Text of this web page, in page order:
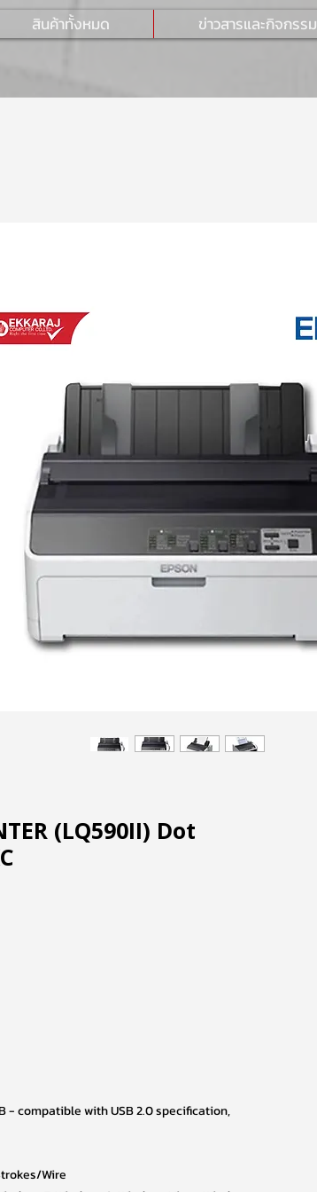
สินค้าทั้งหมด ข่าวสารและกิจกรรม
(LQ590II) Dot
- compatible with USB 2.0 specification,
Wire